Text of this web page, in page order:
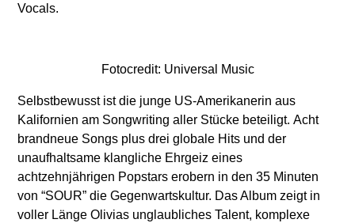
Vocals.
Fotocredit: Universal Music
Selbstbewusst ist die junge US-Amerikanerin aus
Kalifornien am Songwriting aller Stücke beteiligt. Acht
brandneue Songs plus drei globale Hits und der
unaufhaltsame klangliche Ehrgeiz eines
achtzehnjährigen Popstars erobern in den 35 Minuten
von “SOUR” die Gegenwartskultur. Das Album zeigt in
voller Länge Olivias unglaubliches Talent, komplexe